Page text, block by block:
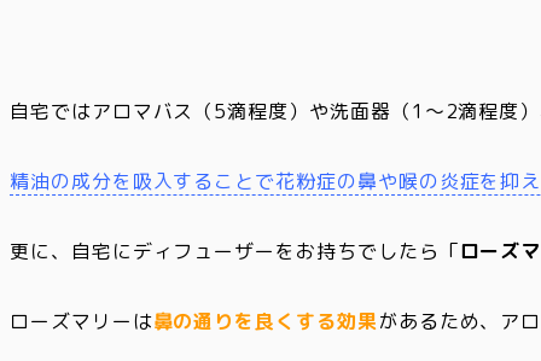
自宅ではアロマバス（5滴程度）や洗面器（1～2滴程度
精油の成分を吸入することで花粉症の鼻や喉の炎症を抑
更に、自宅にディフューザーをお持ちでしたら「ローズ
ローズマリーは鼻の通りを良くする効果があるため、ア